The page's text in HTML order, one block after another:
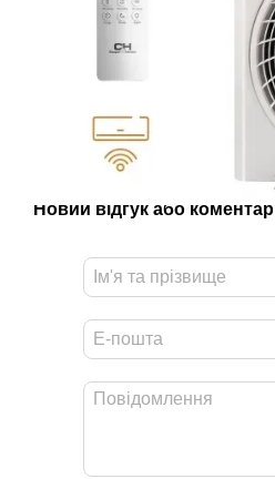
Новий відгук або коментар